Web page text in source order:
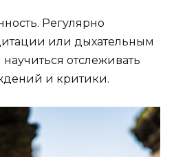
Регулярно
или дыхательным
отслеживать
и критики.